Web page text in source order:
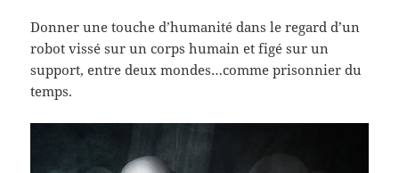
Donner une touche d’humanité dans le regard d’un
robot vissé sur un corps humain et figé sur un
support, entre deux mondes…comme prisonnier du
temps.